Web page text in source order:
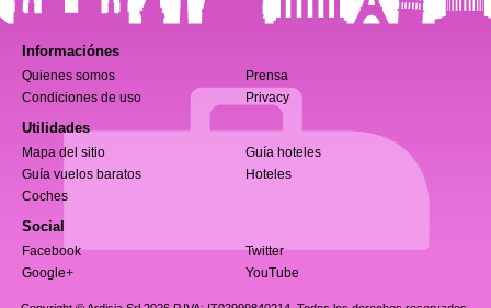
Informaciónes
Quienes somos
Prensa
Condiciones de uso
Privacy
Utilidades
Mapa del sitio
Guía hoteles
Guía vuelos baratos
Hoteles
Coches
Social
Facebook
Twitter
Google+
YouTube